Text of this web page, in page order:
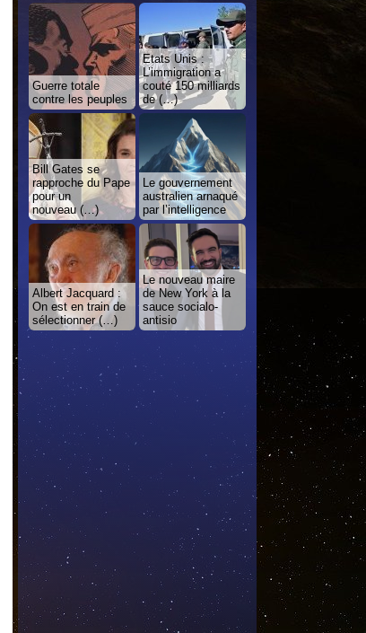
Guerre totale
contre les peuples
Etats Unis :
L’immigration a
couté 150 milliards
de (…)
Bill Gates se
rapproche du Pape
pour un
nouveau (…)
Le gouvernement
australien arnaqué
par l’intelligence
Albert Jacquard :
On est en train de
sélectionner (…)
Le nouveau maire
de New York à la
sauce socialo-
antisio